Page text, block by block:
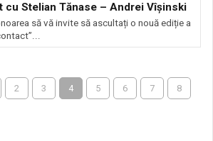
cu Stelian Tănase – Andrei Vîșinski
să vă invite să ascultați o nouă ediție a
2 3 4 5 6 7 8